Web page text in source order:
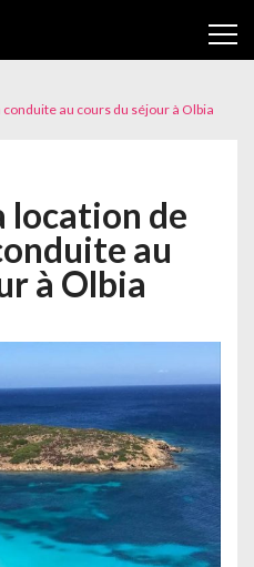
au cours du séjour à Olbia
location de
au
à Olbia